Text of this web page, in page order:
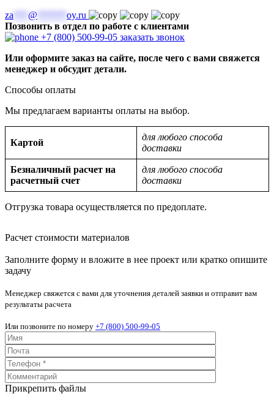
za
@
oy.ru
Позвонить в отдел по работе с клиентами
+7 (800) 500-99-05 заказать звонок
Или оформите заказ на сайте, после чего с вами свяжется
менеджер и обсудит детали.
Способы оплаты
Мы предлагаем варианты оплаты на выбор.
Картой
для любого способа
доставки
Безналичный расчет на
расчетный счет
для любого способа
доставки
Отгрузка товара осуществляется по предоплате.
Расчет стоимости материалов
Заполните форму и вложите в нее проект или кратко опишите
задачу
Менеджер свяжется с вами для уточнения деталей заявки и отправит вам
результаты расчета
Или позвоните по номеру +7 (800) 500-99-05
Прикрепить файлы